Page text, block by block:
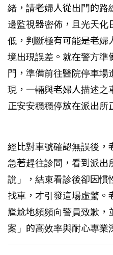
緒，請老婦人從出門的路
邊監視器密佈，且光天化
低，判斷極有可能是老婦
境出現誤差。就在警方準
門，準備前往醫院停車
現，一輛與老婦人描述之
正安安穩穩停放在派出所
經比對車號確認無誤後，
急著趕往診間，看到派
說」，結束看診後卻因
找車，才引發這場虛驚。
尷尬地頻頻向警員致歉
案」的高效率與耐心專業